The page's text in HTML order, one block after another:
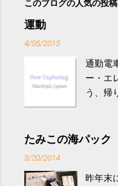
このブログの人気の投稿
運動
4/05/2015
通勤電
ー・エ
う、帰
やす
するも
けると
たみこの海パック
3/20/2014
昨年末